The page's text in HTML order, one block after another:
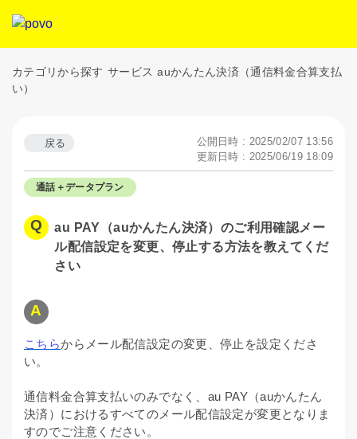
カテゴリから探す サービス auかんたん決済（通信料金合算支払
い）
戻る
公開日時 : 2025/02/07 13:56
更新日時 : 2025/06/19 18:09
通話＋データプラン
au PAY（auかんたん決済）のご利用確認メー
ル配信設定を変更、停止する方法を教えてくだ
さい
こちらからメール配信設定の変更、停止を設定くださ
い。
通信料金合算支払いのみでなく、au PAY（auかんたん
決済）におけるすべてのメール配信設定が変更となりま
すのでご注意ください。